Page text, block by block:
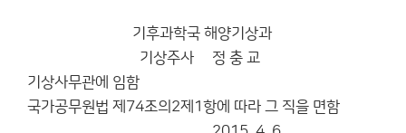
기후과학국 해양기상과
기상주사 정 충 교
기상사무관에 임함
국가공무원법 제74조의2제1항에 따라 그 직을 면함